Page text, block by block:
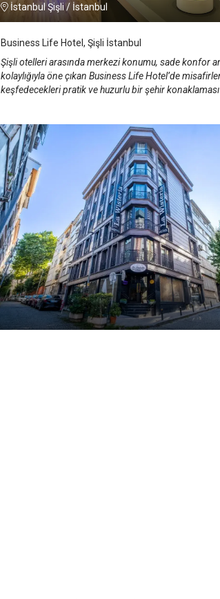
İstanbul Şişli / İstanbul
Business Life Hotel, Şişli İstanbul
Şişli otelleri arasında merkezi konumu, sade konfor
kolaylığıyla öne çıkan Business Life Hotel’de
keşfedecekleri pratik ve huzurlu bir şehir konaklaması